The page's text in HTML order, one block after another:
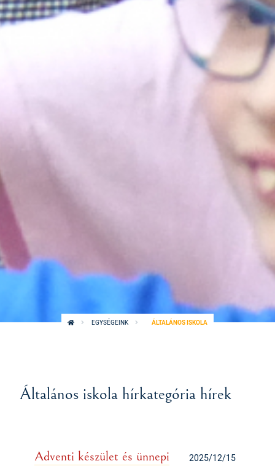
EGYSÉGEINK ÁLTALÁNOS ISKOLA
Általános iskola hírkategória hírek
2025/12/15
Adventi készület és ünnepi